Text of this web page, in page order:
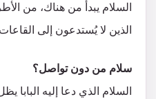
السلام يبدأ من هناك، من
الذين لا يُستدعون إلى
سلام من دون تواصل؟
السلام الذي دعا إليه البابا